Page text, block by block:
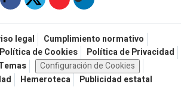
legal
Cumplimiento normativo
Política de Cookies
Política de Privacidad
Configuración de Cookies
Hemeroteca Publicidad estatal